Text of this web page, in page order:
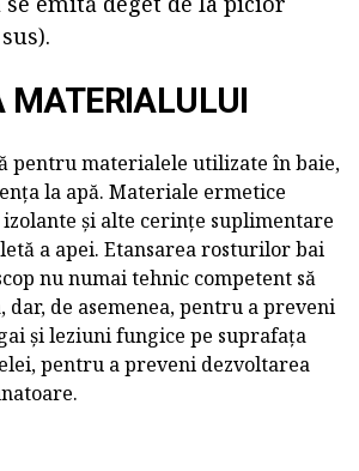
MATERIALULUI
pentru materialele utilizate în baie,
la apă. Materiale ermetice
și alte cerințe suplimentare
a apei. Etansarea rosturilor bai
nu numai tehnic competent să
dar, de asemenea, pentru a preveni
și leziuni fungice pe suprafața
pentru a preveni dezvoltarea